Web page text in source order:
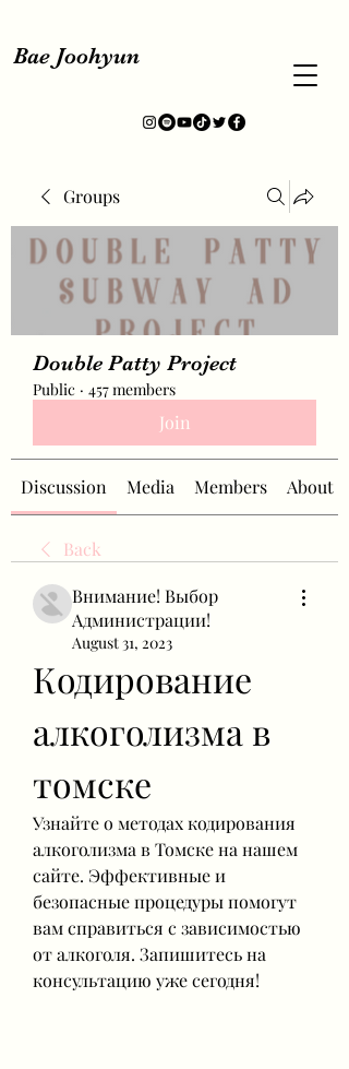
Bae Joohyun
Groups
Double Patty Project
Public · 457 members
Join
Discussion Media Members About
Back
Внимание! Выбор
Администрации!
August 31, 2023
Кодирование
алкоголизма в
томске
Узнайте о методах кодирования
алкоголизма в Томске на нашем
сайте. Эффективные и
безопасные процедуры помогут
вам справиться с зависимостью
от алкоголя. Запишитесь на
консультацию уже сегодня!